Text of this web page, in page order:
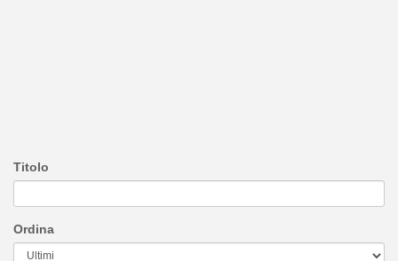
Titolo
Ordina